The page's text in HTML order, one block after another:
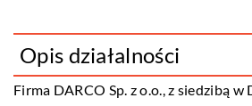
Opis działalności
Firma DARCO Sp. z o.o., z siedzibą w